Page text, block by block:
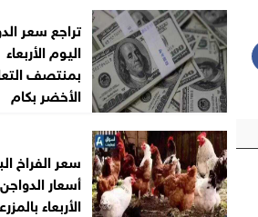
تراجع سعر
اليوم الأربعاء
بمنتصف
الأخضر بكام
سعر الفراخ
أسعار
الأربعاء